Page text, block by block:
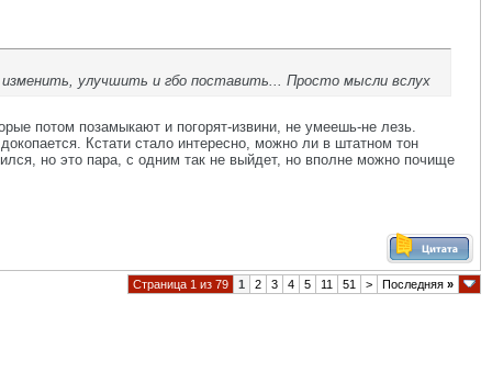
улучшить и гбо поставить... Просто мысли вслух
потом позамыкают и погорят-извини, не умеешь-не лезь.
Кстати стало интересно, можно ли в штатном тон
но это пара, с одним так не выйдет, но вполне можно почище
Страница 1 из 79 1 2 3 4 5 11 51 > Последняя »